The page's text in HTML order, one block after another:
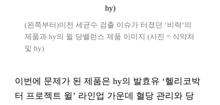
(왼쪽부터)이전 세균수 검출 이슈가 터졌던 ‘비락’의
제품과 hy의 윌 당밸런스 제품 이미지 (사진 = 식약처
및 hy)
이번에 문제가 된 제품은 hy의 발효유 ‘헬리코박
터 프로젝트 윌’ 라인업 가운데 혈당 관리와 당